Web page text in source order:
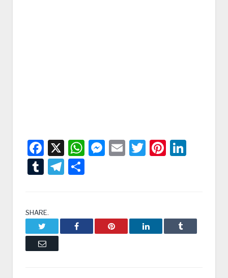
Facebook
X WhatsApp
Messenger
EmailTwitter
TumblrTelegram
SHARE.
Facebook Pinterest LinkedIn Tumblr
Email